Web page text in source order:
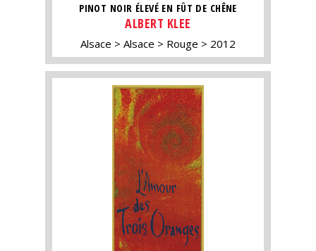
PINOT NOIR ÉLEVÉ EN FÛT DE CHÊNE
ALBERT KLEE
Alsace Alsace Rouge 2012